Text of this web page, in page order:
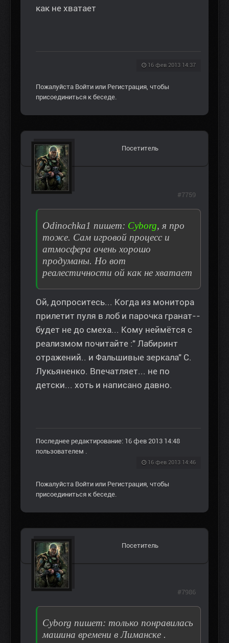
как не хватает
16 фев 2013 14:37
Пожалуйста Войти или Регистрация, чтобы
присоединиться к беседе.
Посетитель
Odinochka1 пишет: Сyborg, я про
тоже. Сам игровой процесс и
атмосфера очень хорошо
продуманы. Но вот
реалестичности ой как не хватает
Ой, допроситесь... Когда из монитора
прилетит пуля в лоб и парочка гранат--
будет не до смеха... Кому неймётся с
реализмом почитайте :" Лабиринт
отражений.. и Фальшивые зеркала" С.
Лукьяненко. Впечатляет... не по
детски... хоть и написано давно.
Последнее редактирование: 16 фев 2013 14:48
пользователем .
16 фев 2013 14:46
#7759
Пожалуйста Войти или Регистрация, чтобы
присоединиться к беседе.
Посетитель
Сyborg пишет: только понравилась
машина времени в Лиманске .
#7986